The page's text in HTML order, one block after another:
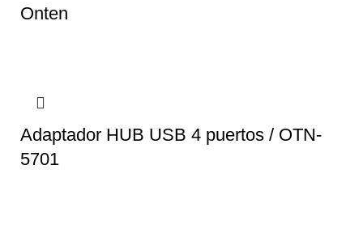
Onten
Adaptador HUB USB 4 puertos / OTN-
5701